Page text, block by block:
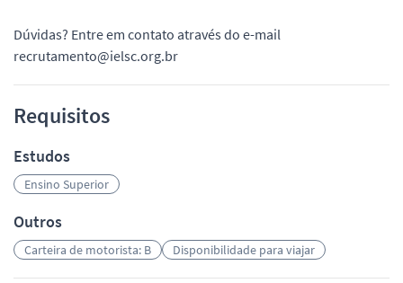
Dúvidas? Entre em contato através do e-mail
recrutamento@ielsc.org.br
Requisitos
Estudos
Ensino Superior
Outros
Carteira de motorista: B Disponibilidade para viajar